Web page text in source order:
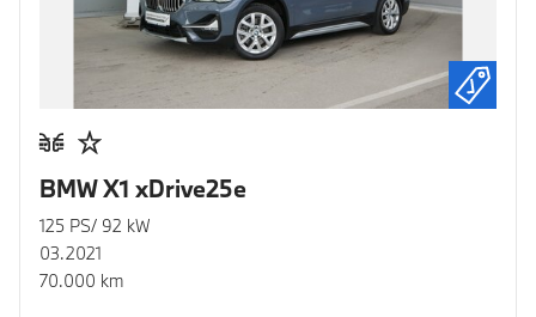
BMW X1 xDrive25e
125 PS/ 92 kW
03.2021
70.000 km